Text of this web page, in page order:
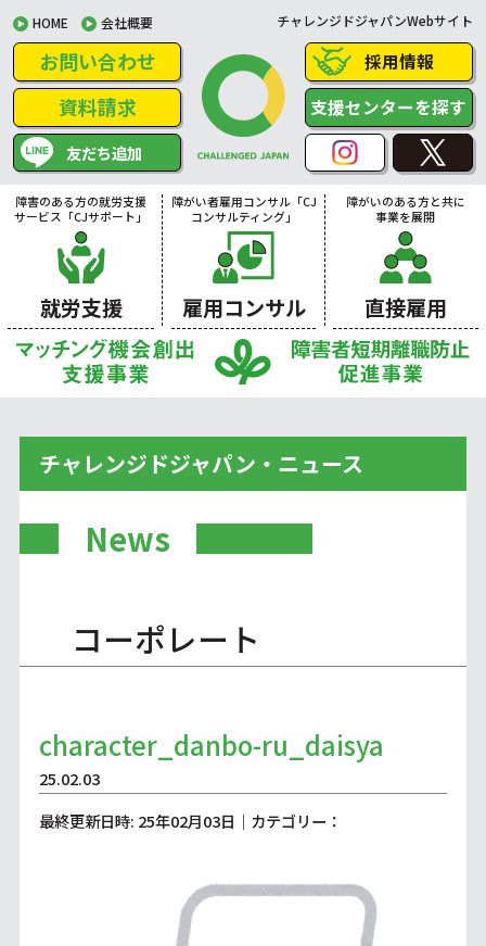
HOME 会社概要 チャレンジドジャパンWebサイト
お問い合わせ
資料請求
友だち追加
採用情報
支援センターを探す
障害のある方の就労支援
サービス「CJサポート」
就労支援
障がい者雇用コンサル「CJ
コンサルティング」
雇用コンサル
障がいのある方と共に
事業を展開
直接雇用
チャレンジドジャパン・ニュース
News
コーポレート
character_danbo-ru_daisya
25.02.03
最終更新日時: 25年02月03日｜カテゴリー：